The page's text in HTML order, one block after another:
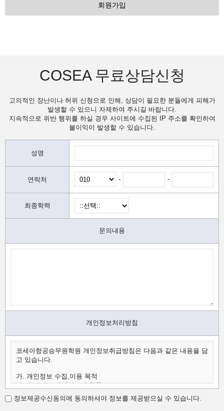
회원가입
COSEA 무료상담신청
고의적인 장난이나 허위 신청으로 인해, 상담이 필요한 분들에게 피해가
발생할 수 있으니 자제하여 주시길 바랍니다.
지속적으로 위반 행위를 하실 경우 사이트에 수집된 IP 주소를 확인하여
불이익이 발생할 수 있습니다.
성명
연락처 - -
최종학력
문의내용
개인정보처리방침
코세아항공승무원학원 개인정보취급방침은 다음과 같은 내용을 담
고 있습니다.
가. 개인정보 수집,이용 목적
나. 수집하는 개인정보의 항목
다. 개인정보의 보유 및 이용 기간
가.개인정보 수집,이용 목적
정보제공수신동의에 동의하셔야 정보를 제공받으실 수 있습니다.